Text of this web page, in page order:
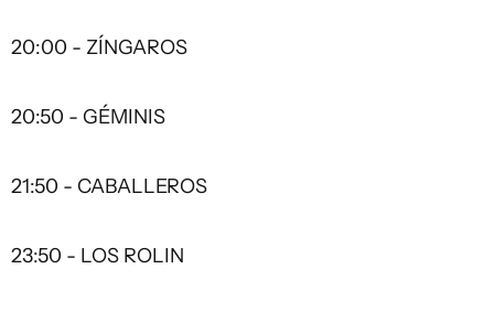
20:00 - ZÍNGAROS
20:50 - GÉMINIS
21:50 - CABALLEROS
23:50 - LOS ROLIN